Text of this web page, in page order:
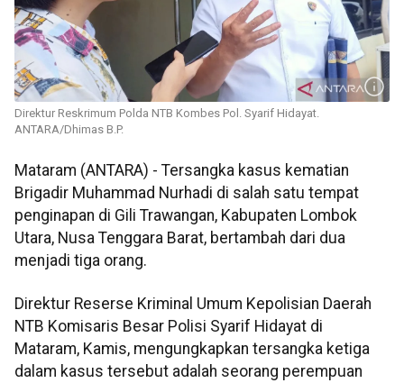
Direktur Reskrimum Polda NTB Kombes Pol. Syarif Hidayat.
ANTARA/Dhimas B.P.
Mataram (ANTARA) - Tersangka kasus kematian
Brigadir Muhammad Nurhadi di salah satu tempat
penginapan di Gili Trawangan, Kabupaten Lombok
Utara, Nusa Tenggara Barat, bertambah dari dua
menjadi tiga orang.
Direktur Reserse Kriminal Umum Kepolisian Daerah
NTB Komisaris Besar Polisi Syarif Hidayat di
Mataram, Kamis, mengungkapkan tersangka ketiga
dalam kasus tersebut adalah seorang perempuan